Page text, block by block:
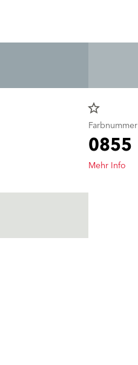
star_border
Farbnummer
0855
Mehr Info